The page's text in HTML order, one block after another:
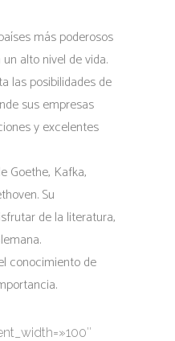
más poderosos
alto nivel de vida.
las posibilidades de
sus empresas
y excelentes
Goethe, Kafka,
Su
de la literatura,
conocimiento de